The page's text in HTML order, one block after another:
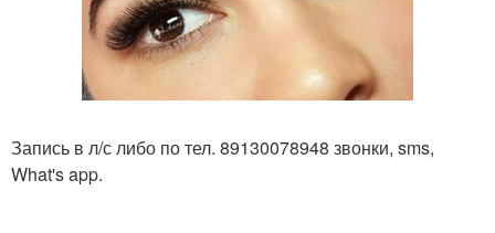
Запись в л/с либо по тел. 89130078948 звонки, sms,
What's app.